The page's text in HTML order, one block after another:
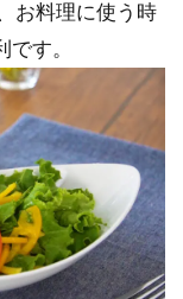
お料理に使う時
す。